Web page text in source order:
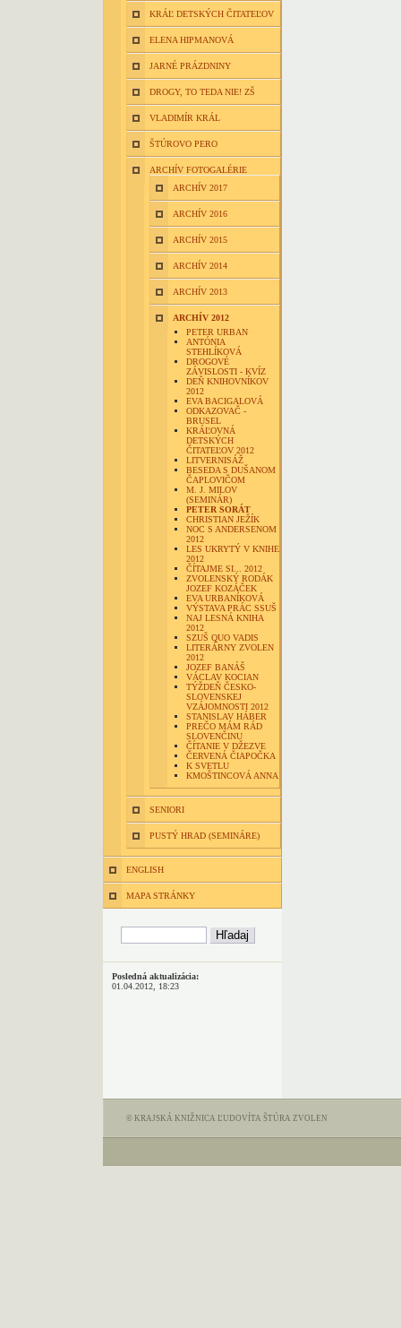
KRÁĽ DETSKÝCH ČITATEĽOV
ELENA HIPMANOVÁ
JARNÉ PRÁZDNINY
DROGY, TO TEDA NIE! ZŠ
VLADIMÍR KRÁL
ŠTÚROVO PERO
ARCHÍV FOTOGALÉRIE
ARCHÍV 2017
ARCHÍV 2016
ARCHÍV 2015
ARCHÍV 2014
ARCHÍV 2013
ARCHÍV 2012
PETER URBAN
ANTÓNIA
STEHLÍKOVÁ
DROGOVÉ
ZÁVISLOSTI - KVÍZ
DEŇ KNIHOVNÍKOV
2012
EVA BACIGALOVÁ
ODKAZOVAČ -
BRUSEL
KRÁĽOVNÁ
DETSKÝCH
ČITATEĽOV 2012
LITVERNISÁŽ
BESEDA S DUŠANOM
ČAPLOVIČOM
M. J. MILOV
(SEMINÁR)
PETER SORÁT
CHRISTIAN JEŽÍK
NOC S ANDERSENOM
2012
LES UKRYTÝ V KNIHE
2012
ČÍTAJME SI... 2012
ZVOLENSKÝ RODÁK
JOZEF KOZÁČEK
EVA URBANÍKOVÁ
VÝSTAVA PRÁC SSUŠ
NAJ LESNÁ KNIHA
2012
SZUŠ QUO VADIS
LITERÁRNY ZVOLEN
2012
JOZEF BANÁŠ
VÁCLAV KOCIAN
TÝŽDEŇ ČESKO-
SLOVENSKEJ
VZÁJOMNOSTI 2012
STANISLAV HÁBER
PREČO MÁM RÁD
SLOVENČINU
ČÍTANIE V DŽEZVE
ČERVENÁ ČIAPOČKA
K SVETLU
KMOŠTINCOVÁ ANNA
SENIORI
PUSTÝ HRAD (SEMINÁRE)
ENGLISH
MAPA STRÁNKY
Posledná aktualizácia:
01.04.2012, 18:23
© KRAJSKÁ KNIŽNICA ĽUDOVÍTA ŠTÚRA ZVOLEN